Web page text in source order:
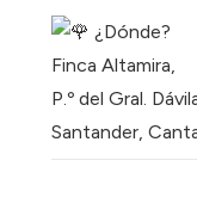
¿Dónde?
Finca Altamira,
P.º del Gral.
Santander,